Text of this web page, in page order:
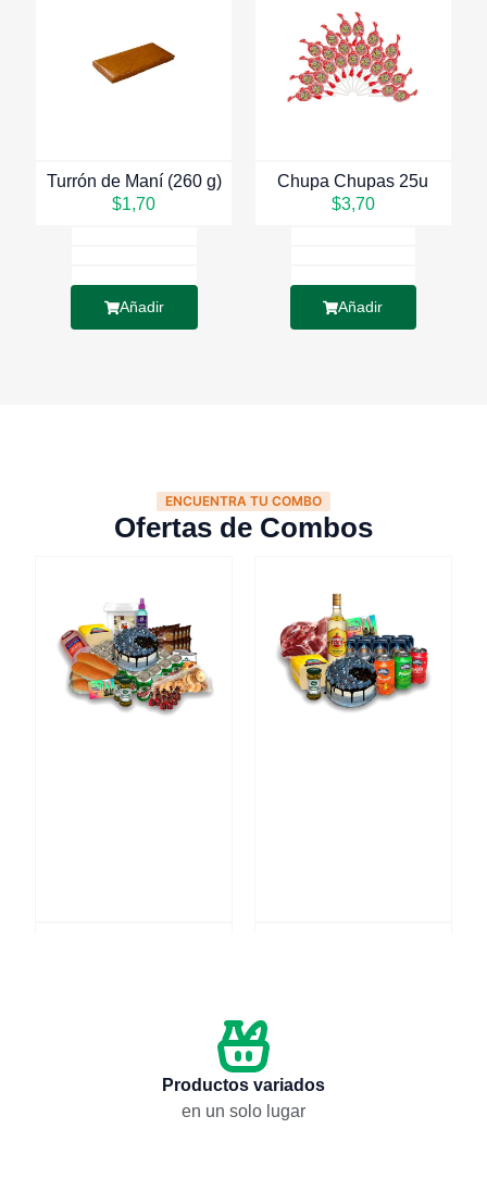
Turrón de Maní (260 g)
$1,70
Añadir
Chupa Chupas 25u
$3,70
Añadir
ENCUENTRA TU COMBO
Ofertas de Combos
Productos variados
en un solo lugar